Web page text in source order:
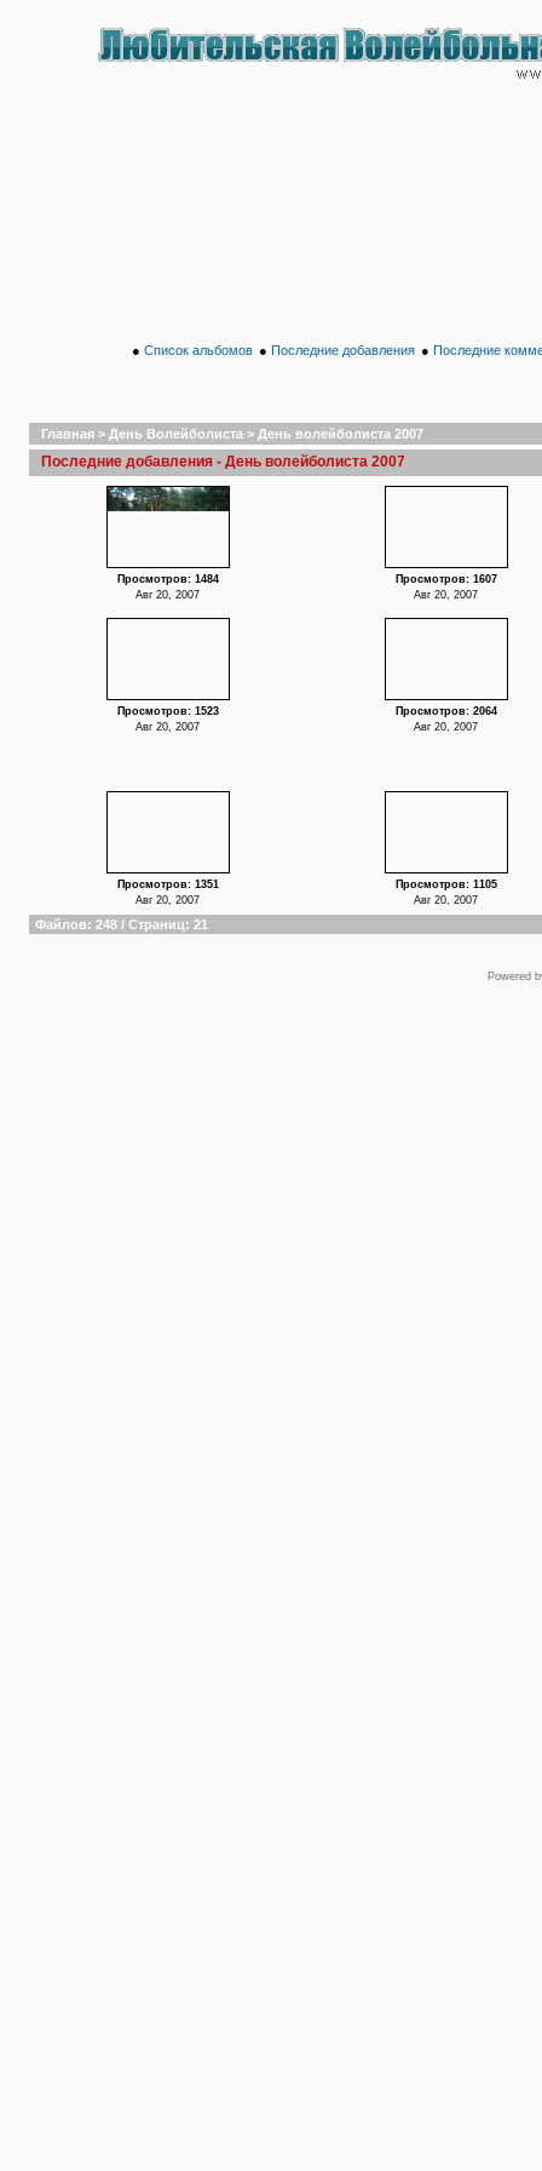
● Список альбомов ● Последние добавления ● Последние
Главная > День Волейболиста > День волейболиста 2007
Последние добавления - День волейболиста 2007
Просмотров: 1484
Авг 20, 2007
Просмотров: 1607
Авг 20, 2007
Просмотров: 1523
Авг 20, 2007
Просмотров: 2064
Авг 20, 2007
Просмотров: 1351
Авг 20, 2007
Просмотров: 1105
Авг 20, 2007
Файлов: 248 / Страниц: 21
Powered